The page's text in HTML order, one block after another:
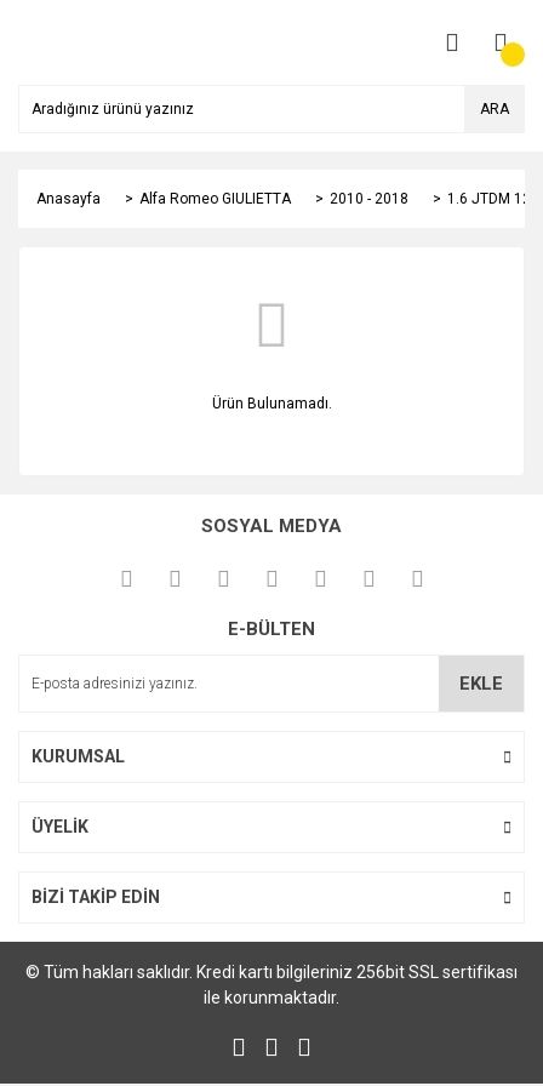
ARA
Anasayfa Alfa Romeo GIULIETTA 2010 - 2018 1.6 JTDM 120
Ürün Bulunamadı.
SOSYAL MEDYA
E-BÜLTEN
EKLE
KURUMSAL
ÜYELİK
BİZİ TAKİP EDİN
© Tüm hakları saklıdır. Kredi kartı bilgileriniz 256bit SSL sertifikası
ile korunmaktadır.